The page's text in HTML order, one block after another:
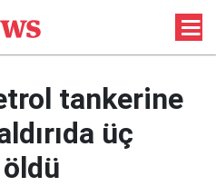
tankerine
üç